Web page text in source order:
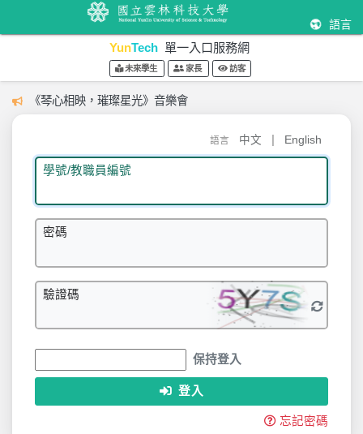
語言
YunTech 單一入口服務網
未來學生 家長 訪客
《琴心相映，璀璨星光》音樂會
語言 中文 English
學號/教職員編號
密碼
驗證碼
保持登入
登入
忘記密碼